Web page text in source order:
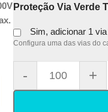
Proteção Via Verde
Sim, adicionar 1
Configura uma das vias do
- +